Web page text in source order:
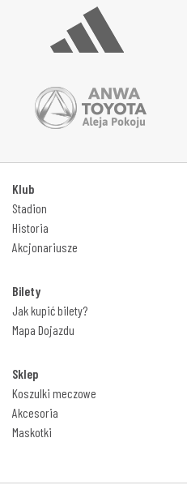
Klub
Stadion
Historia
Akcjonariusze
Bilety
Jak kupić bilety?
Mapa Dojazdu
Sklep
Koszulki meczowe
Akcesoria
Maskotki